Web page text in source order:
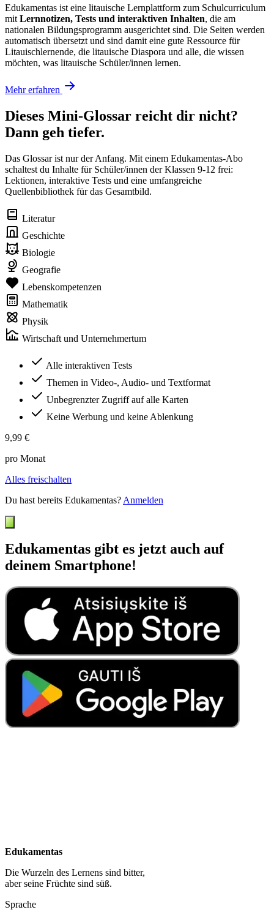
Edukamentas ist eine litauische Lernplattform zum Schulcurriculum
mit Lernnotizen, Tests und interaktiven Inhalten, die am
nationalen Bildungsprogramm ausgerichtet sind. Die Seiten werden
automatisch übersetzt und sind damit eine gute Ressource für
Litauischlernende, die litauische Diaspora und alle, die wissen
möchten, was litauische Schüler/innen lernen.
Mehr erfahren
Dieses Mini-Glossar reicht dir nicht?
Dann geh tiefer.
Das Glossar ist nur der Anfang. Mit einem Edukamentas-Abo
schaltest du Inhalte für Schüler/innen der Klassen 9-12 frei:
Lektionen, interaktive Tests und eine umfangreiche
Quellenbibliothek für das Gesamtbild.
Literatur
Geschichte
Biologie
Geografie
Lebenskompetenzen
Mathematik
Physik
Wirtschaft und Unternehmertum
Alle interaktiven Tests
Themen in Video-, Audio- und Textformat
Unbegrenzter Zugriff auf alle Karten
Keine Werbung und keine Ablenkung
9,99 €
pro Monat
Alles freischalten
Du hast bereits Edukamentas? Anmelden
Edukamentas gibt es jetzt auch auf
deinem Smartphone!
Edukamentas
Die Wurzeln des Lernens sind bitter,
aber seine Früchte sind süß.
Sprache